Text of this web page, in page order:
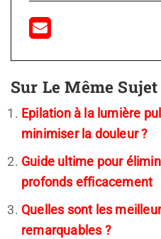
Sur Le Même Sujet
Epilation à la lumière
minimiser la douleur ?
Guide ultime pour
profonds efficacement
Quelles sont les
remarquables ?